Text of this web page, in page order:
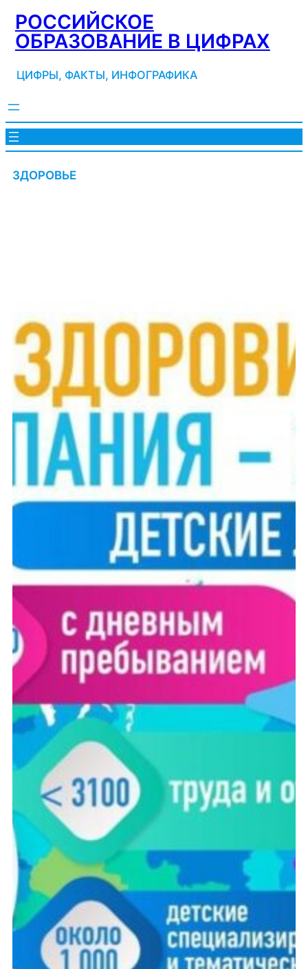
Перейти
содержимому
РОССИЙСКОЕ
ОБРАЗОВАНИЕ В ЦИФРАХ
ЦИФРЫ, ФАКТЫ, ИНФОГРАФИКА
ЗДОРОВЬЕ